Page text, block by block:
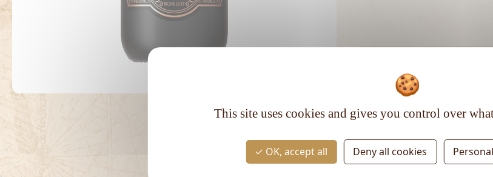
Matière première :
Type de rhum :
This site uses cookies and gives you control over
OK, accept all Deny all cookies